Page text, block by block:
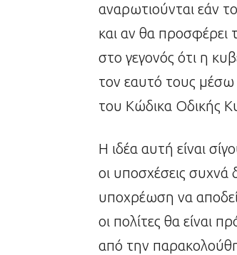
αναρωτιούνται εάν
και αν θα προσφέρει
στο γεγονός ότι η
τον εαυτό τους
του Κώδικα Οδικής
Η ιδέα αυτή είναι
οι υποσχέσεις συχνά
υποχρέωση να
οι πολίτες θα είναι
από την